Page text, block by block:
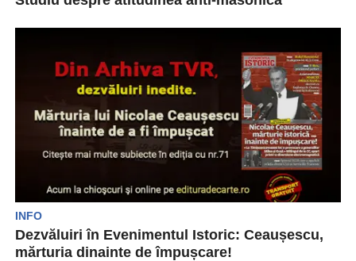
exclusivitate pe teme...
INFO
Dezvăluiri în Evenimentul Istoric: Ceaușescu,
mărturia dinainte de împușcare!